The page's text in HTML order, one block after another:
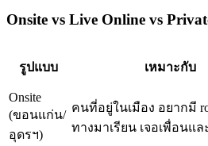
Onsite vs Live Online vs
รูปแบบ เหมาะกับ
Onsite
(ขอนแก่น/
อุดรฯ)
คนที่อยู่ในเมือง อยากมี
ทางมาเรียน เจอเพื่อนแล